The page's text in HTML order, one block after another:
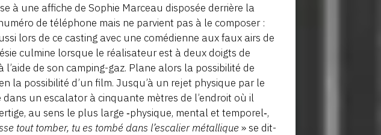
à une affiche de Sophie Marceau disposée derrière la
de téléphone mais ne parvient pas à le composer :
lors de ce casting avec une comédienne aux faux airs de
culmine lorsque le réalisateur est à deux doigts de
l’aide de son camping-gaz. Plane alors la possibilité de
la possibilité d’un film. Jusqu’à un rejet physique par le
un escalator à cinquante mètres de l’endroit où il
au sens le plus large ‑physique, mental et temporel‑,
tout tomber, tu es tombé dans l’escalier métallique » se dit-